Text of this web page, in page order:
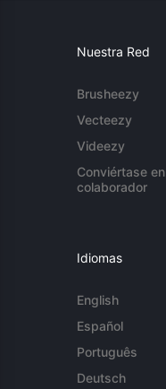
Nuestra Red
Brusheezy
Vecteezy
Videezy
Conviértase en
colaborador
Idiomas
English
Español
Português
Deutsch